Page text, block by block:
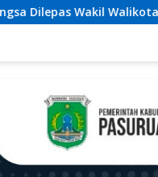
Jamnas XII 2026